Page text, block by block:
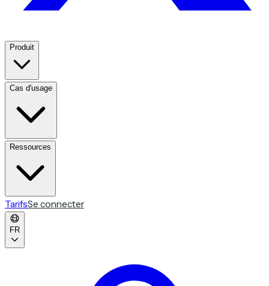
Produit
Cas d'usage
Ressources
TarifsSe connecter
FR